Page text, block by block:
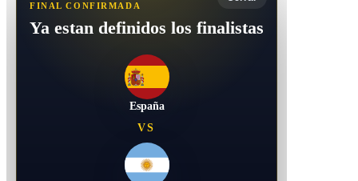
FINAL CONFIRMADA
Ya estan definidos los finalistas
España
VS